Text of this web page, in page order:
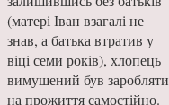
(матері Іван взагалі не
знав, а батька втратив у
віці семи років), хлопець
вимушений був заробляти
на прожиття самостійно.